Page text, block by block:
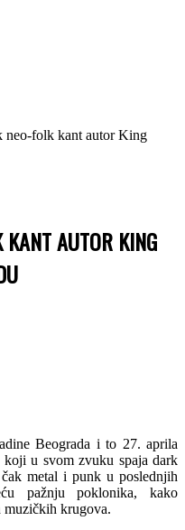
neo-folk kant autor King
AUTOR KING
Beograda i to 27. aprila
u svom zvuku spaja dark
metal i punk u poslednjih
pažnju poklonika, kako
muzičkih krugova.